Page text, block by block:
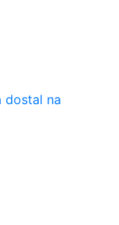
dostal na